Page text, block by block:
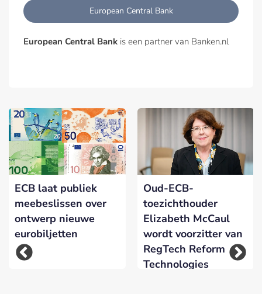
European Central Bank
European Central Bank is een partner van Banken.nl
ECB laat publiek
meebeslissen over
ontwerp nieuwe
eurobiljetten
Oud-ECB-
toezichthouder
Elizabeth McCaul
wordt voorzitter van
RegTech Reform
Technologies